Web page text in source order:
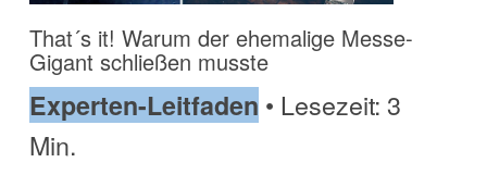
That´s it! Warum der ehemalige Messe-
Gigant schließen musste
Experten-Leitfaden • Lesezeit: 3
Min.